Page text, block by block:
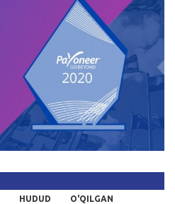
HUDUD
O'QILGAN